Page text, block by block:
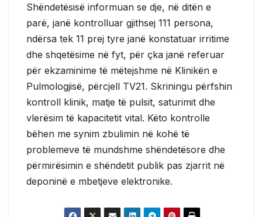
Shëndetësisë informuan se dje, në ditën e
parë, janë kontrolluar gjithsej 111 persona,
ndërsa tek 11 prej tyre janë konstatuar irritime
dhe shqetësime në fyt, për çka janë referuar
për ekzaminime të mëtejshme në Klinikën e
Pulmologjisë, përcjell TV21. Skriningu përfshin
kontroll klinik, matje të pulsit, saturimit dhe
vlerësim të kapacitetit vital. Këto kontrolle
bëhen me synim zbulimin në kohë të
problemeve të mundshme shëndetësore dhe
përmirësimin e shëndetit publik pas zjarrit në
deponinë e mbetjeve elektronike.